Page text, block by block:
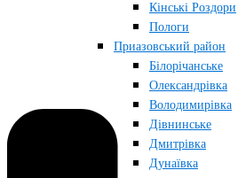
Кінські Роздори
Пологи
Приазовський район
Білорічанське
Олександрівка
Володимирівка
Дівнинське
Дмитрівка
Дунаївка